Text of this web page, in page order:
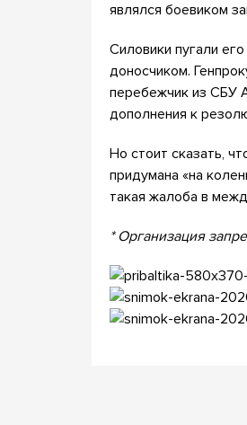
являлся боевиком
Силовики пугали
доносчиком.
перебежчик из СБУ
дополнения к
Но стоит сказать,
придумана «на
такая жалоба в
* Организация